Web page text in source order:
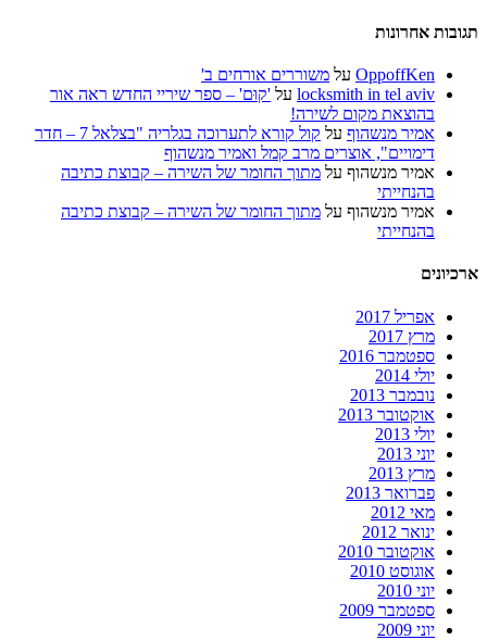
תגובות אחרונות
OppoffKen על משוררים אורחים ב'
locksmith in tel aviv על 'קוּם' – ספר שיריי החדש ראה אור
בהוצאת מקום לשירה!
אמיר מנשהוף על
קול קורא לתערוכה בגלריה "בצלאל 7 – חדר
דימויים", אוצרים מרב קמל ואמיר מנשהוף
אמיר מנשהוף על מתוך החומר של השירה – קבוצת כתיבה
בהנחייתי
אמיר מנשהוף על מתוך החומר של השירה – קבוצת כתיבה
בהנחייתי
ארכיונים
אפריל 2017
מרץ 2017
ספטמבר 2016
יולי 2014
נובמבר 2013
אוקטובר 2013
יולי 2013
יוני 2013
מרץ 2013
פברואר 2013
מאי 2012
ינואר 2012
אוקטובר 2010
אוגוסט 2010
יוני 2010
ספטמבר 2009
יוני 2009